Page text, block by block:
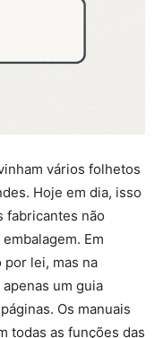
vários folhetos
Hoje em dia, isso
fabricantes não
Em
lei, mas na
um guia
Os manuais
todas as funções das